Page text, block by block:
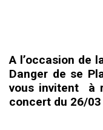
A l’occasion de
Danger de se
vous invitent à
concert du 26/03